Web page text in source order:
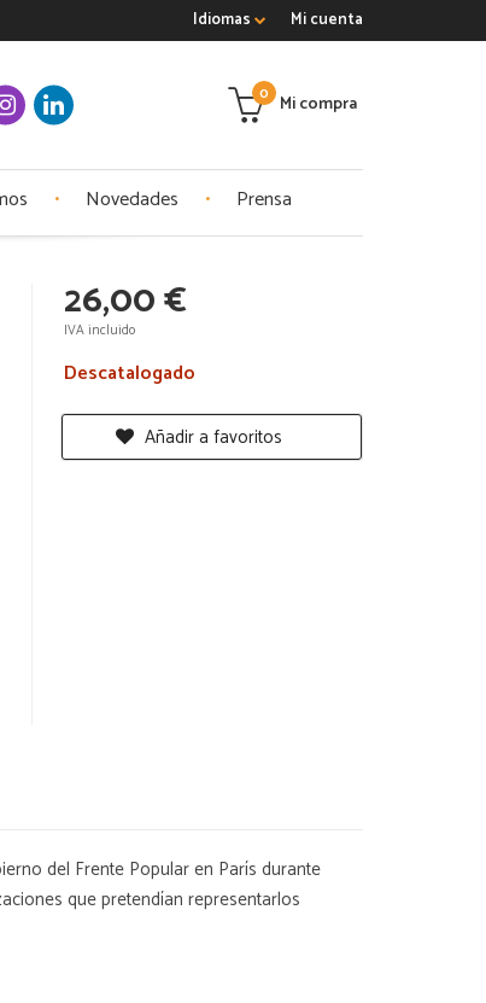
Mi cuenta
Idiomas
Mi compra
0
Novedades Prensa
26,00 €
IVA incluido
Descatalogado
Añadir a favoritos
del Frente Popular en París durante
que pretendían representarlos